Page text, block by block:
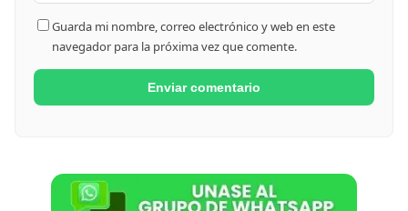
Guarda mi nombre, correo electrónico y web en este
navegador para la próxima vez que comente.